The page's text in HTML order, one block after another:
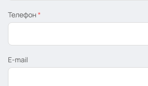
Телефон*
E-mail